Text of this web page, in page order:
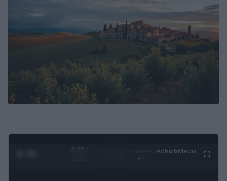
0:29 /
AdhubMedia